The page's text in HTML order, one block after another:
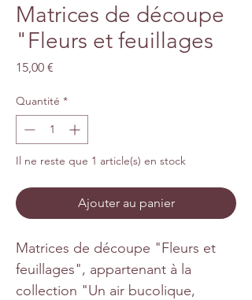
Matrices de découpe
"Fleurs et feuillages
15,00 €
Quantité *
Il ne reste que 1 article(s) en stock
Ajouter au panier
Matrices de découpe "Fleurs et
feuillages", appartenant à la
collection "Un air bucolique,